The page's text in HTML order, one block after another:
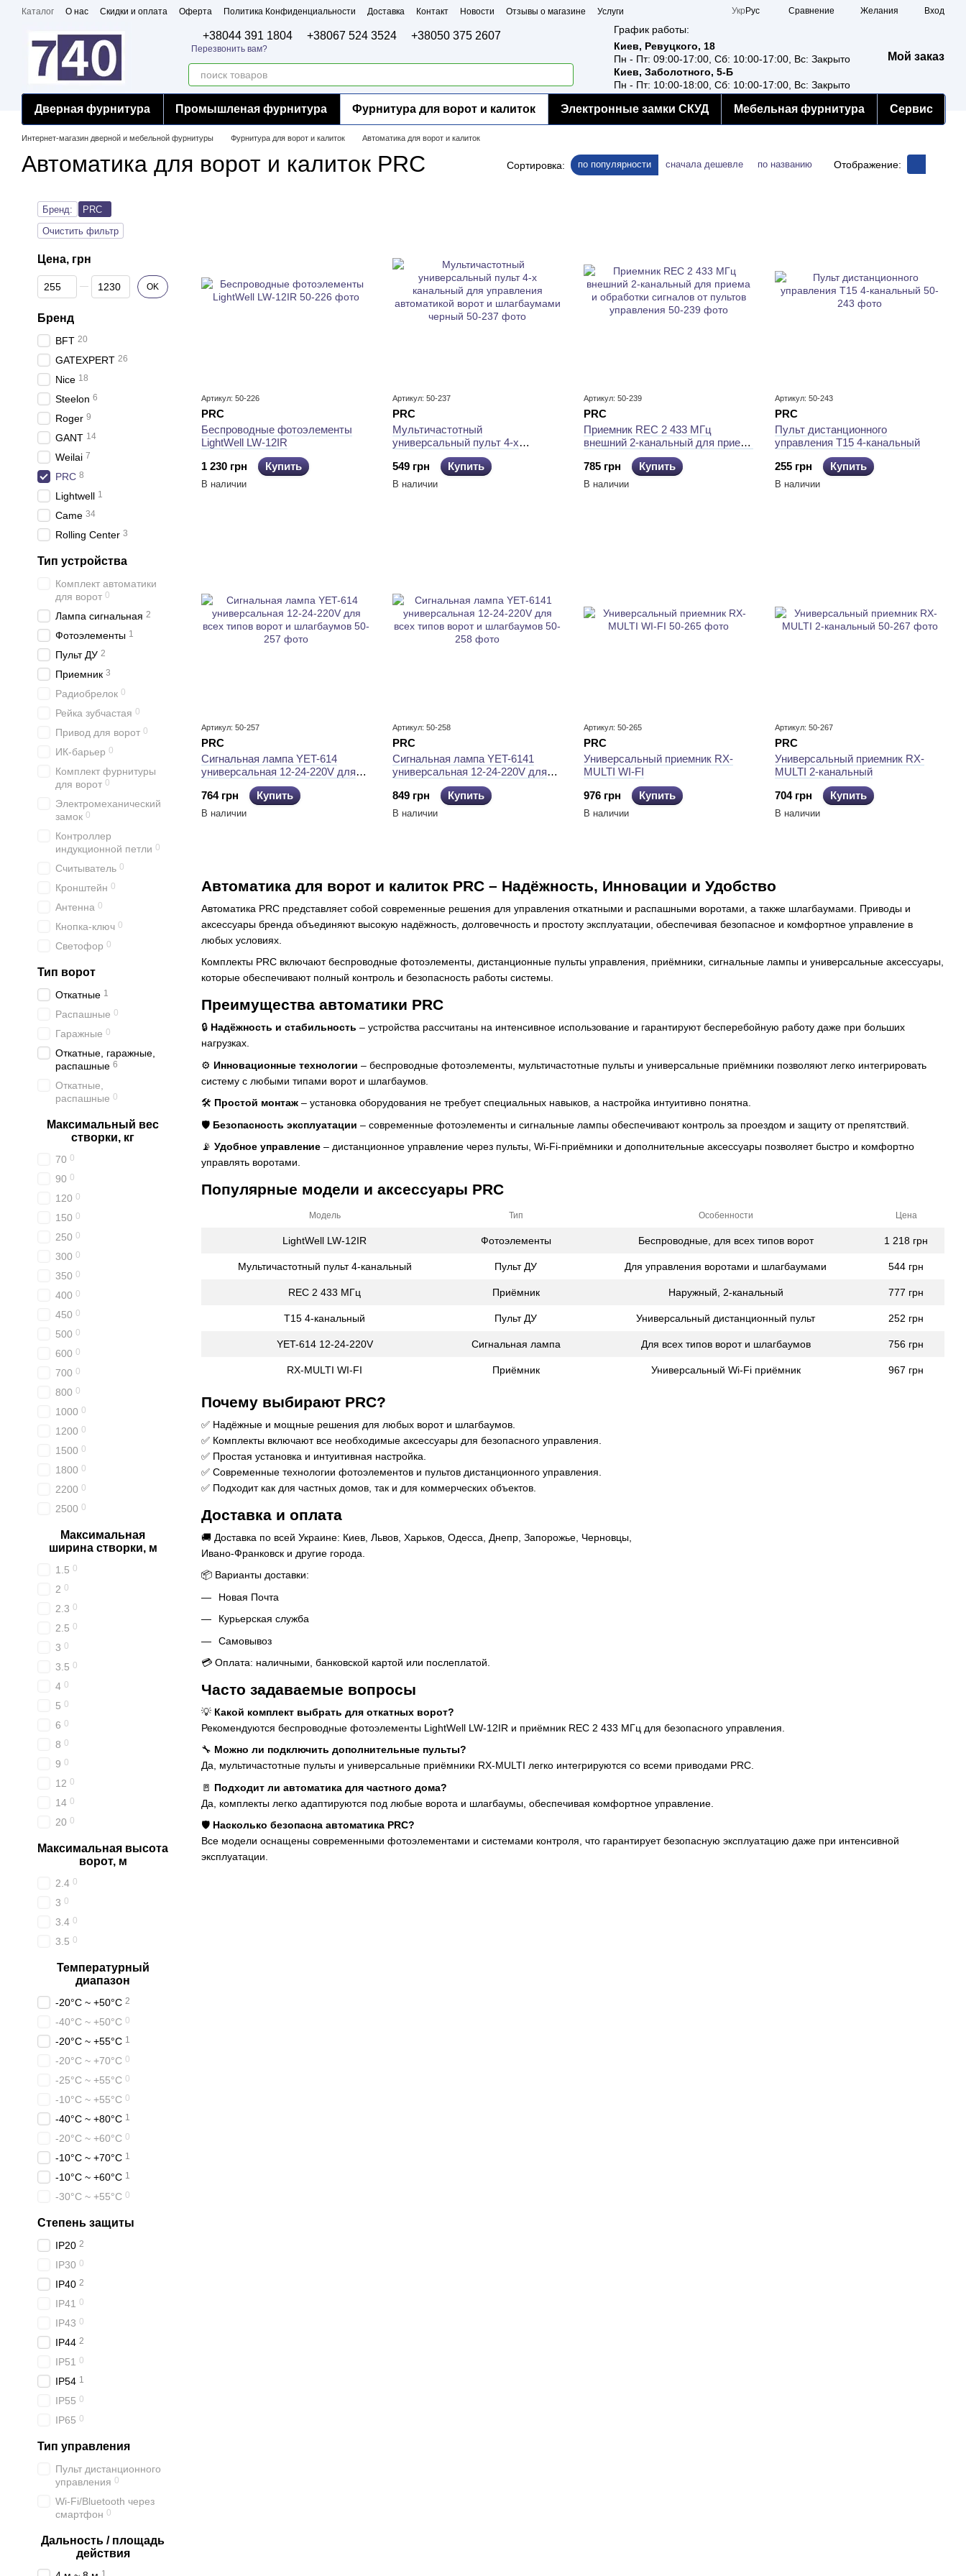
Перейти к основному контенту
Каталог О нас Скидки и оплата Оферта Политика Конфиденциальности Доставка Контакт Новости Отзывы о магазине
Услуги
Укр Рус Сравнение Желания Вход
+38044 391 1804 +38067 524 3524 +38050 375 2607
Перезвонить вам?
График работы:
Киев, Ревуцкого, 18
Пн - Пт: 09:00-17:00, Сб: 10:00-17:00, Вс: Закрыто
Киев, Заболотного, 5-Б
Пн - Пт: 10:00-18:00, Сб: 10:00-17:00, Вс: Закрыто
Мой заказ
Дверная фурнитура Промышленая фурнитура Фурнитура для ворот и калиток Электронные замки СКУД Мебельная фурнитура Сервис
Интернет-магазин дверной и мебельной фурнитуры Фурнитура для ворот и калиток Автоматика для ворот и калиток
Автоматика для ворот и калиток PRC Сортировка: по популярности сначала дешевле по названию Отображение:
Автоматика для ворот и калиток PRC – Надёжность, Инновации и Удобство
Автоматика PRC представляет собой современные решения для управления откатными и распашными воротами, а также шлагбаумами. Приводы и
аксессуары бренда объединяют высокую надёжность, долговечность и простоту эксплуатации, обеспечивая безопасное и комфортное управление в
любых условиях.
Комплекты PRC включают беспроводные фотоэлементы, дистанционные пульты управления, приёмники, сигнальные лампы и универсальные аксессуары,
которые обеспечивают полный контроль и безопасность работы системы.
Преимущества автоматики PRC
🔒 Надёжность и стабильность – устройства рассчитаны на интенсивное использование и гарантируют бесперебойную работу даже при больших
нагрузках.
⚙️ Инновационные технологии – беспроводные фотоэлементы, мультичастотные пульты и универсальные приёмники позволяют легко интегрировать
систему с любыми типами ворот и шлагбаумов.
🛠 Простой монтаж – установка оборудования не требует специальных навыков, а настройка интуитивно понятна.
🛡 Безопасность эксплуатации – современные фотоэлементы и сигнальные лампы обеспечивают контроль за проездом и защиту от препятствий.
📡 Удобное управление – дистанционное управление через пульты, Wi-Fi-приёмники и дополнительные аксессуары позволяет быстро и комфортно
управлять воротами.
Популярные модели и аксессуары PRC
Модель Тип Особенности Цена
LightWell LW-12IR Фотоэлементы Беспроводные, для всех типов ворот 1 218 грн
Мультичастотный пульт 4-канальный Пульт ДУ Для управления воротами и шлагбаумами 544 грн
REC 2 433 МГц Приёмник Наружный, 2-канальный 777 грн
T15 4-канальный Пульт ДУ Универсальный дистанционный пульт 252 грн
YET-614 12-24-220V Сигнальная лампа Для всех типов ворот и шлагбаумов 756 грн
RX-MULTI WI-FI Приёмник Универсальный Wi-Fi приёмник 967 грн
Почему выбирают PRC?
✅ Надёжные и мощные решения для любых ворот и шлагбаумов.
✅ Комплекты включают все необходимые аксессуары для безопасного управления.
✅ Простая установка и интуитивная настройка.
✅ Современные технологии фотоэлементов и пультов дистанционного управления.
✅ Подходит как для частных домов, так и для коммерческих объектов.
Доставка и оплата
🚚 Доставка по всей Украине: Киев, Львов, Харьков, Одесса, Днепр, Запорожье, Черновцы,
Ивано-Франковск и другие города.
📦 Варианты доставки:
Новая Почта
Курьерская служба
Самовывоз
💳 Оплата: наличными, банковской картой или послеплатой.
Часто задаваемые вопросы
💡 Какой комплект выбрать для откатных ворот?
Рекомендуются беспроводные фотоэлементы LightWell LW-12IR и приёмник REC 2 433 МГц для безопасного управления.
🔧 Можно ли подключить дополнительные пульты?
Да, мультичастотные пульты и универсальные приёмники RX-MULTI легко интегрируются со всеми приводами PRC.
🚪 Подходит ли автоматика для частного дома?
Да, комплекты легко адаптируются под любые ворота и шлагбаумы, обеспечивая комфортное управление.
🛡 Насколько безопасна автоматика PRC?
Все модели оснащены современными фотоэлементами и системами контроля, что гарантирует безопасную эксплуатацию даже при интенсивной
эксплуатации.
Артикул: 50-226
PRC
Беспроводные фотоэлементы
LightWell LW-12IR
1 230 грн
Купить
В наличии
Артикул: 50-237
PRC
Мультичастотный
универсальный пульт 4-х
канальный для управления
автоматикой ворот и
шлагбаумами черный
549 грн Купить
В наличии
Артикул: 50-239
PRC
Приемник REC 2 433 МГц
внешний 2-канальный для приема
и обработки сигналов от пультов
управления
785 грн Купить
В наличии
Артикул: 50-243
PRC
Пульт дистанционного
управления T15 4-канальный
255 грн
Купить
В наличии
Артикул: 50-257
PRC
Сигнальная лампа YET-614
универсальная 12-24-220V для
всех типов ворот и шлагбаумов
764 грн
Купить
В наличии
Артикул: 50-258
PRC
Сигнальная лампа YET-6141
универсальная 12-24-220V для
всех типов ворот и шлагбаумов
849 грн
Купить
В наличии
Артикул: 50-265
PRC
Универсальный приемник RX-
MULTI WI-FI
976 грн
Купить
В наличии
Артикул: 50-267
PRC
Универсальный приемник RX-
MULTI 2-канальный
704 грн
Купить
В наличии
Бренд:
PRC
Очистить фильтр
Цена, грн
От Цена, грн
До Цена, грн OK
Бренд
BFT 20
GATEXPERT 26
Nice 18
Steelon 6
Roger 9
GANT 14
Weilai 7
PRC 8
Lightwell 1
Came 34
Rolling Center 3
Тип устройства
Комплект автоматики
для ворот 0
Лампа сигнальная 2
Фотоэлементы 1
Пульт ДУ 2
Приемник 3
Радиобрелок 0
Рейка зубчастая 0
Привод для ворот 0
ИК-барьер 0
Комплект фурнитуры
для ворот 0
Электромеханический
замок 0
Контроллер
индукционной петли 0
Считыватель 0
Кронштейн 0
Антенна 0
Кнопка-ключ 0
Светофор 0
Тип ворот
Откатные 1
Распашные 0
Гаражные 0
Откатные, гаражные,
распашные 6
Откатные,
распашные 0
Максимальный вес
створки, кг
70 0
90 0
120 0
150 0
250 0
300 0
350 0
400 0
450 0
500 0
600 0
700 0
800 0
1000 0
1200 0
1500 0
1800 0
2200 0
2500 0
Максимальная
ширина створки, м
1.5 0
2 0
2.3 0
2.5 0
3 0
3.5 0
4 0
5 0
6 0
8 0
9 0
12 0
14 0
20 0
Максимальная высота
ворот, м
2.4 0
3 0
3.4 0
3.5 0
Температурный
диапазон
-20°C ~ +50°C 2
-40°C ~ +50°C 0
-20°C ~ +55°C 1
-20°C ~ +70°C 0
-25°C ~ +55°C 0
-10°C ~ +55°C 0
-40°C ~ +80°C 1
-20°C ~ +60°C 0
-10°C ~ +70°C 1
-10°C ~ +60°C 1
-30°C ~ +55°C 0
Степень защиты
IP20 2
IP30 0
IP40 2
IP41 0
IP43 0
IP44 2
IP51 0
IP54 1
IP55 0
IP65 0
Тип управления
Пульт дистанционного
управления 0
Wi-Fi/Bluetooth через
смартфон 0
Дальность / площадь
действия
1